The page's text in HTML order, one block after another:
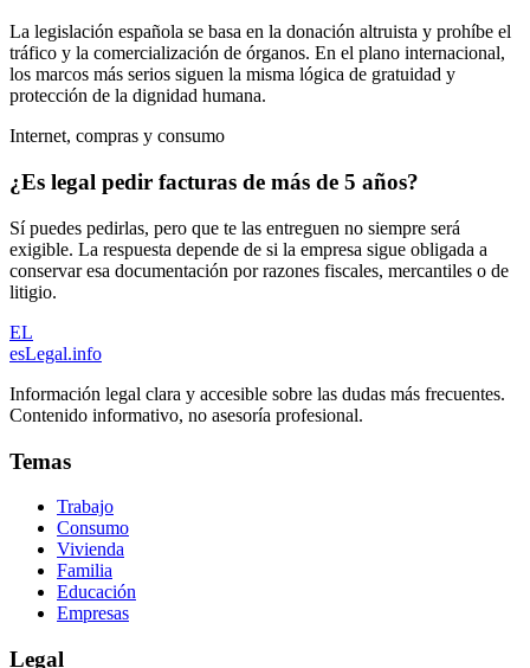
La legislación española se basa en la donación altruista y prohíbe el
tráfico y la comercialización de órganos. En el plano internacional,
los marcos más serios siguen la misma lógica de gratuidad y
protección de la dignidad humana.
Internet, compras y consumo
¿Es legal pedir facturas de más de 5 años?
Sí puedes pedirlas, pero que te las entreguen no siempre será
exigible. La respuesta depende de si la empresa sigue obligada a
conservar esa documentación por razones fiscales, mercantiles o de
litigio.
EL
esLegal.info
Información legal clara y accesible sobre las dudas más frecuentes.
Contenido informativo, no asesoría profesional.
Temas
Trabajo
Consumo
Vivienda
Familia
Educación
Empresas
Legal